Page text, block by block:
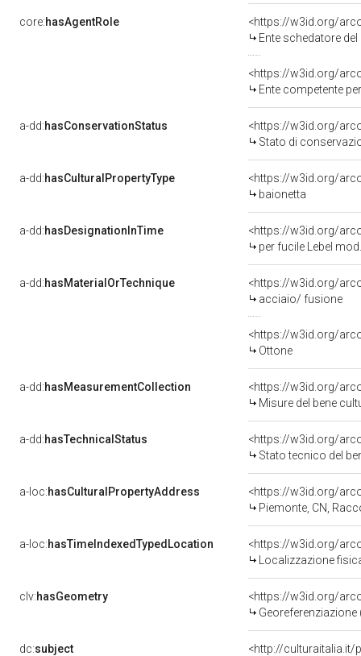
core:hasAgentRole
<https://w3id.org/
Ente schedatore
<https://w3id.org/
Ente competente
a-dd:hasConservationStatus
<https://w3id.org/
Stato di
a-dd:hasCulturalPropertyType
<https://w3id.org/
baionetta
a-dd:hasDesignationInTime
per fucile Lebel
a-dd:hasMaterialOrTechnique
<https://w3id.org/
acciaio/ fusione
<https://w3id.org/
Ottone
a-dd:hasMeasurementCollection
<https://w3id.org/
Misure del bene
a-dd:hasTechnicalStatus
<https://w3id.org/
Stato tecnico del
a-loc:hasCulturalPropertyAddress
<https://w3id.org/
Piemonte, CN,
a-loc:hasTimeIndexedTypedLocation
<https://w3id.org/
Localizzazione
clv:hasGeometry
<https://w3id.org/
dc:subject <http://culturaitalia.it/